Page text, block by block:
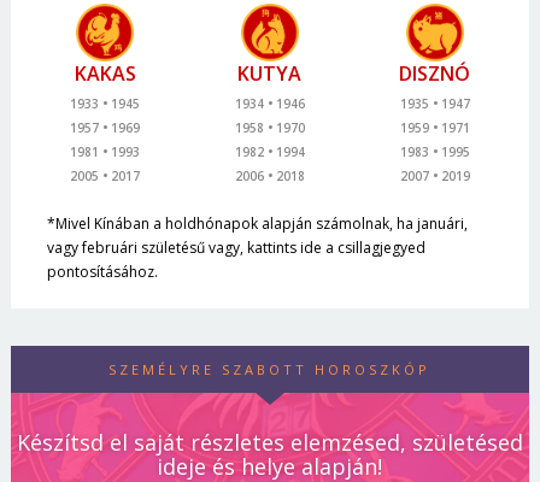
KAKAS
1933
1945
1957
1969
1981
1993
2005
2017
KUTYA
1934
1946
1958
1970
1982
1994
2006
2018
DISZNÓ
1935
1947
1959
1971
1983
1995
2007
2019
*Mivel Kínában a holdhónapok alapján számolnak, ha januári,
vagy februári születésű vagy, kattints ide a csillagjegyed
pontosításához.
SZEMÉLYRE SZABOTT HOROSZKÓP
Készítsd el saját részletes elemzésed, születésed
ideje és helye alapján!